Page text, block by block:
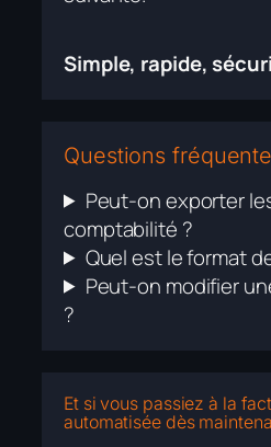
Simple, rapide,
Questions
Peut-on exporter
comptabilité ?
Quel est le format
Peut-on modifier
?
Et si vous passiez à la
automatisée dès